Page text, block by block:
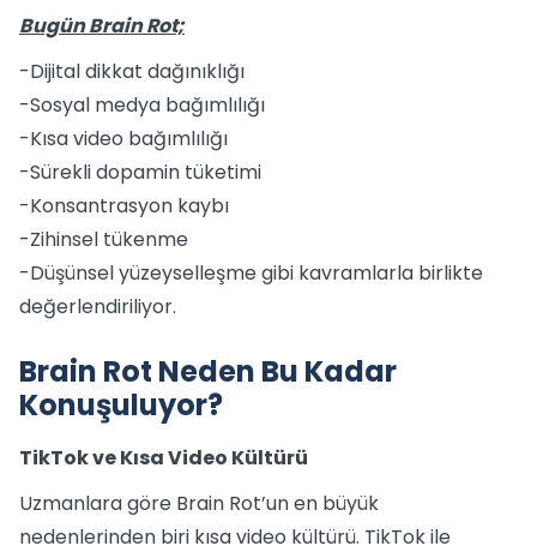
Bugün Brain Rot;
-Dijital dikkat dağınıklığı
-Sosyal medya bağımlılığı
-Kısa video bağımlılığı
-Sürekli dopamin tüketimi
-Konsantrasyon kaybı
-Zihinsel tükenme
-Düşünsel yüzeyselleşme gibi kavramlarla birlikte
değerlendiriliyor.
Brain Rot Neden Bu Kadar
Konuşuluyor?
TikTok ve Kısa Video Kültürü
Uzmanlara göre Brain Rot’un en büyük
nedenlerinden biri kısa video kültürü. TikTok ile